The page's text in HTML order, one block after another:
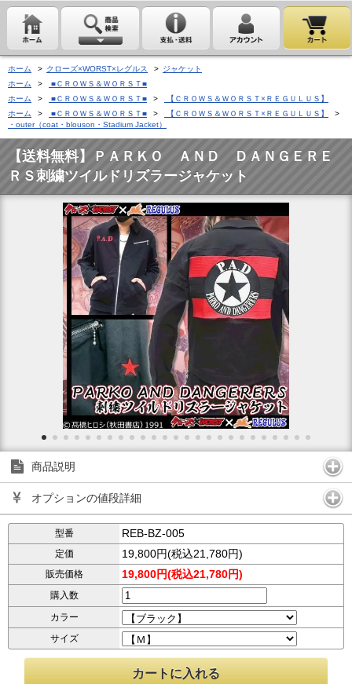
ホーム > クローズ×WORST×レグルス > ジャケット
ホーム
>
■ＣＲＯＷＳ＆ＷＯＲＳＴ■
ホーム
> ■ＣＲＯＷＳ＆ＷＯＲＳＴ■ >
【ＣＲＯＷＳ＆ＷＯＲＳＴ×ＲＥＧＵＬＵＳ】
ホーム
> ■ＣＲＯＷＳ＆ＷＯＲＳＴ■ > 【ＣＲＯＷＳ＆ＷＯＲＳＴ×ＲＥＧＵＬＵＳ】
>
・outer（coat・blouson・Stadium Jacket）
【送料無料】ＰＡＲＫＯ ＡＮＤ ＤＡＮＧＥＲＥ
ＲＳ刺繍ツイルドリズラージャケット
商品説明
オプションの値段詳細
型番 REB-BZ-005
定価 19,800円(税込21,780円)
販売価格 19,800円(税込21,780円)
購入数
カラー
サイズ